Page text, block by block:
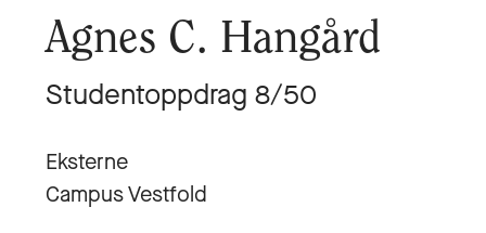
Agnes C. Hangård
Studentoppdrag 8/50
Eksterne
Campus Vestfold